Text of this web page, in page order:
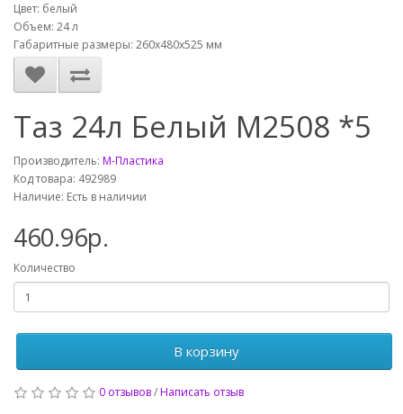
Цвет: белый
Объем: 24 л
Габаритные размеры: 260х480х525 мм
Таз 24л Белый М2508 *5
Производитель: М-Пластика
Код товара: 492989
Наличие: Есть в наличии
460.96р.
Количество
В корзину
0 отзывов/Написать отзыв